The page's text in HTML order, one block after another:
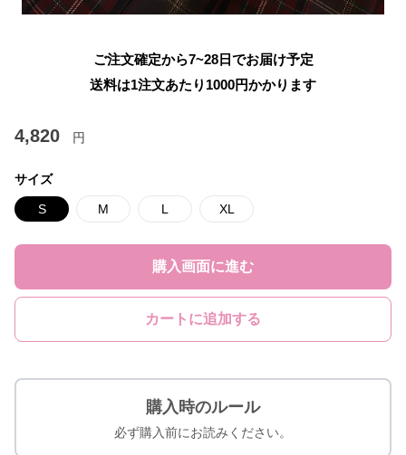
ご注文確定から7~28日でお届け予定
送料は1注文あたり 1000円かかります
4,820 円
サイズ
S M L XL
購入画面に進む
カートに追加する
購入時のルール
必ず購入前にお読みください。